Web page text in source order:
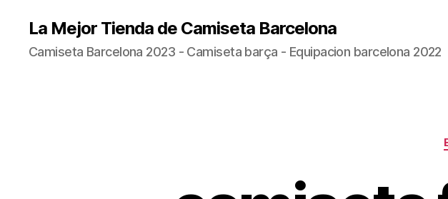
La Mejor Tienda de Camiseta Barcelona
Camiseta Barcelona 2023 - Camiseta barça - Equipacion barcelona 2022